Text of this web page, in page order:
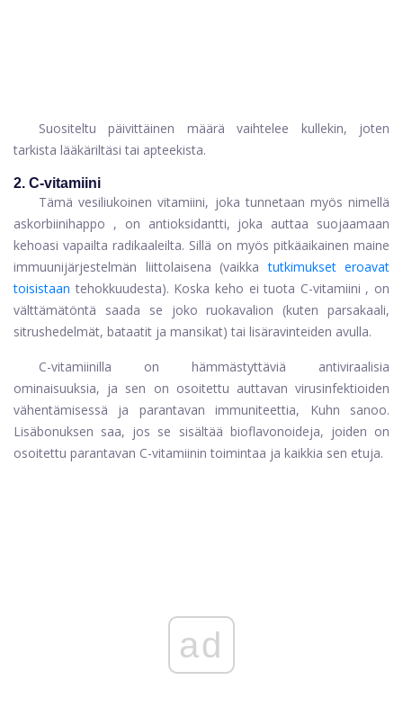
Suositeltu päivittäinen määrä vaihtelee kullekin, joten
tarkista lääkäriltäsi tai apteekista.
2. C-vitamiini
Tämä vesiliukoinen vitamiini, joka tunnetaan myös nimellä
askorbiinihappo , on antioksidantti, joka auttaa suojaamaan
kehoasi vapailta radikaaleilta. Sillä on myös pitkäaikainen maine
immuunijärjestelmän liittolaisena (vaikka tutkimukset eroavat
toisistaan tehokkuudesta). Koska keho ei tuota C-vitamiini , on
välttämätöntä saada se joko ruokavalion (kuten parsakaali,
sitrushedelmät, bataatit ja mansikat) tai lisäravinteiden avulla.
C-vitamiinilla on hämmästyttäviä antiviraalisia
ominaisuuksia, ja sen on osoitettu auttavan virusinfektioiden
vähentämisessä ja parantavan immuniteettia, Kuhn sanoo.
Lisäbonuksen saa, jos se sisältää bioflavonoideja, joiden on
osoitettu parantavan C-vitamiinin toimintaa ja kaikkia sen etuja.
ad